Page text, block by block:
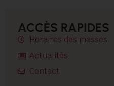
ACCÈS RAPIDES
Horaires des messes
Actualités
Contact